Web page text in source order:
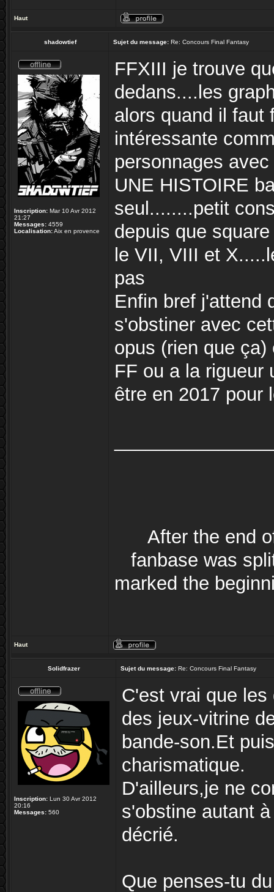
Haut
shadowtief Sujet du message: Re: Concours Final Fantasy
Inscription: Mar 10 Avr 2012
21:27
Messages: 4559
Localisation:Aix en provence
FFXIII je trouve
dedans....les
alors quand il faut
intéressante
personnages
UNE HISTOIRE
seul........petit
depuis que
le VII, VIII et
pas
Enfin bref j'attend
s'obstiner avec
opus (rien que
FF ou a la rigueur
être en 2017 pour
After the end
fanbase was
marked the
Haut
Solidfrazer Sujet du message: Re: Concours Final Fantasy
Inscription: Lun 30 Avr 2012
20:16
Messages: 560
C'est vrai que
des jeux-vitrine
bande-son.Et
charismatique.
D'ailleurs,je ne
s'obstine autant
décrié.
Que penses-tu